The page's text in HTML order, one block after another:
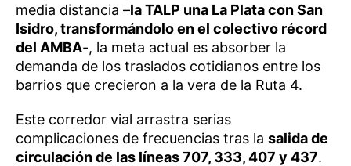
media distancia –la TALP una La Plata con San
Isidro, transformándolo en el colectivo récord
del AMBA-, la meta actual es absorber la
demanda de los traslados cotidianos entre los
barrios que crecieron a la vera de la Ruta 4.
Este corredor vial arrastra serias
complicaciones de frecuencias tras la salida de
circulación de las líneas 707, 333, 407 y 437.